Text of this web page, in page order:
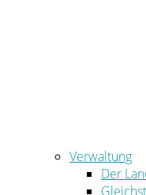
Verwaltung
Der